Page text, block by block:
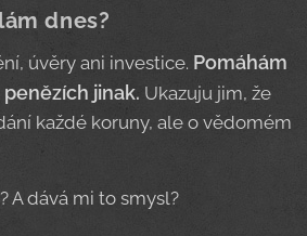
dnes?
úvěry ani investice. Pomáhám
jinak. Ukazuju jim, že
každé koruny, ale o vědomém
A dává mi to smysl?